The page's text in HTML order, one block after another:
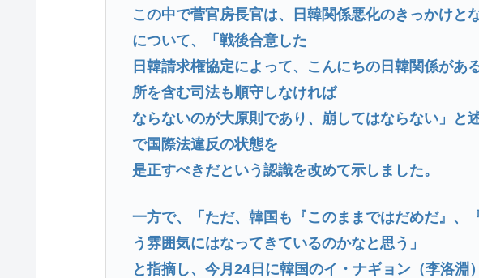
この中で菅官房長官は、日韓関係悪化のきっかけと
について、「戦後合意した
日韓請求権協定によって、こんにちの日韓関係があ
所を含む司法も順守しなければ
ならないのが大原則であり、崩してはならない」と
で国際法違反の状態を
是正すべきだという認識を改めて示しました。
一方で、「ただ、韓国も『このままではだめだ』、
う雰囲気にはなってきているのかなと思う」
と指摘し、今月24日に韓国のイ・ナギョン（李洛淵